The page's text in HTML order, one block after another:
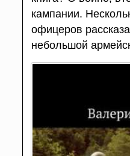
кампании.
офицеров
небольшой